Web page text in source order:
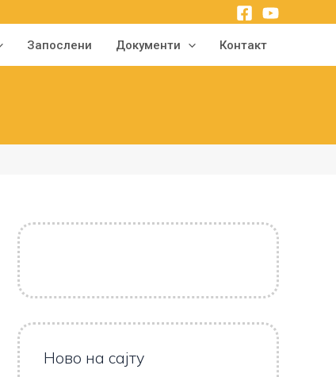
Запослени Документи Контакт
Ново на сајту